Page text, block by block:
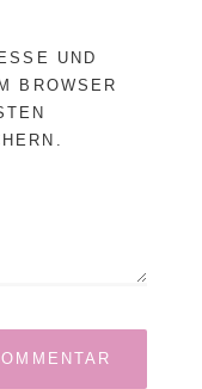
UND
BROWSER